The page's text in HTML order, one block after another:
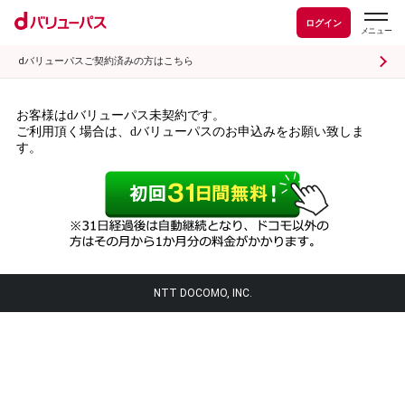
ログイン
dバリューパスご契約済みの方はこちら
お客様はdバリューパス未契約です。
ご利用頂く場合は、dバリューパスのお申込みをお願い致しま
す。
NTT DOCOMO, INC.